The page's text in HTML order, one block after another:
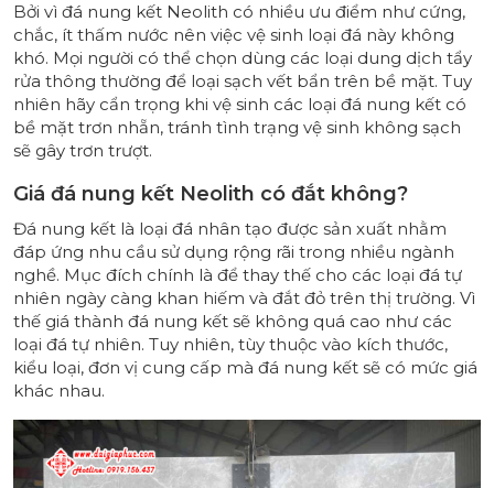
Bởi vì đá nung kết Neolith có nhiều ưu điểm như cứng,
chắc, ít thấm nước nên việc vệ sinh loại đá này không
khó. Mọi người có thể chọn dùng các loại dung dịch tẩy
rửa thông thường để loại sạch vết bẩn trên bề mặt. Tuy
nhiên hãy cẩn trọng khi vệ sinh các loại đá nung kết có
bề mặt trơn nhẵn, tránh tình trạng vệ sinh không sạch
sẽ gây trơn trượt.
Giá đá nung kết Neolith có đắt không?
Đá nung kết là loại đá nhân tạo được sản xuất nhằm
đáp ứng nhu cầu sử dụng rộng rãi trong nhiều ngành
nghề. Mục đích chính là để thay thế cho các loại đá tự
nhiên ngày càng khan hiếm và đắt đỏ trên thị trường. Vì
thế giá thành đá nung kết sẽ không quá cao như các
loại đá tự nhiên. Tuy nhiên, tùy thuộc vào kích thước,
kiểu loại, đơn vị cung cấp mà đá nung kết sẽ có mức giá
khác nhau.